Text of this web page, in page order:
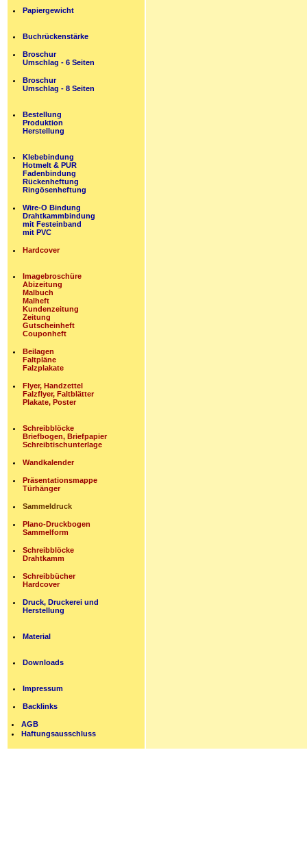
Papiergewicht
Buchrückenstärke
Broschur
Umschlag - 6 Seiten
Broschur
Umschlag - 8 Seiten
Bestellung
Produktion
Herstellung
Klebebindung
Hotmelt & PUR
Fadenbindung
Rückenheftung
Ringösenheftung
Wire-O Bindung
Drahtkammbindung
mit Festeinband
mit PVC
Hardcover
Imagebroschüre
Abizeitung
Malbuch
Malheft
Kundenzeitung
Zeitung
Gutscheinheft
Couponheft
Beilagen
Faltpläne
Falzplakate
Flyer, Handzettel
Falzflyer, Faltblätter
Plakate, Poster
Schreibblöcke
Briefbogen, Briefpapier
Schreibtischunterlage
Wandkalender
Präsentationsmappe
Türhänger
Sammeldruck
Plano-Druckbogen
Sammelform
Schreibblöcke
Drahtkamm
Schreibbücher
Hardcover
Druck, Druckerei und
Herstellung
Material
Downloads
Impressum
Backlinks
AGB
Haftungsausschluss